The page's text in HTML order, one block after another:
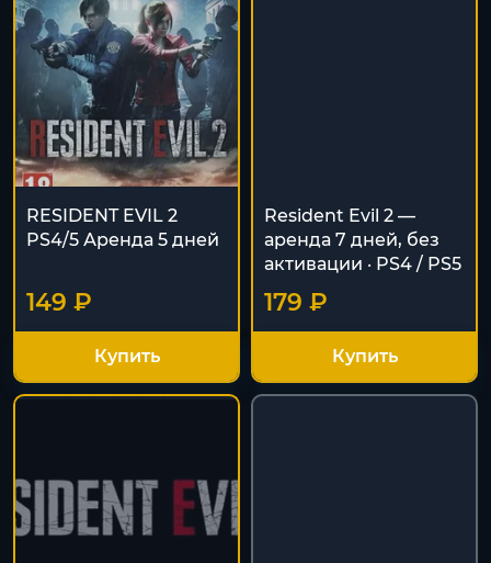
RESIDENT EVIL 2
PS4/5 Аренда 5 дней
149 ₽
Купить
Resident Evil 2 —
аренда 7 дней, без
активации · PS4 / PS5
179 ₽
Купить